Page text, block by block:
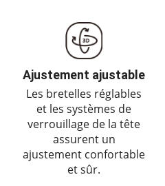
Ajustement ajustable
Les bretelles réglables
et les systèmes de
verrouillage de la tête
assurent un
ajustement confortable
et sûr.